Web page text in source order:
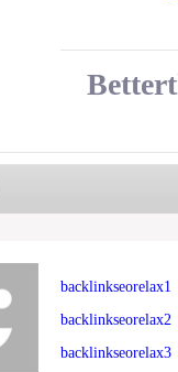
backlinkseorelax1
backlinkseorelax2
backlinkseorelax3